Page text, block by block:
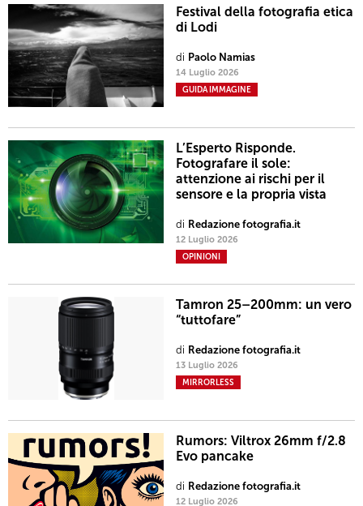
Festival della fotografia etica
di Lodi
di Paolo Namias
14 Luglio 2026
GUIDA IMMAGINE
L’Esperto Risponde.
Fotografare il sole:
attenzione ai rischi per il
sensore e la propria vista
di Redazione fotografia.it
12 Luglio 2026
OPINIONI
Tamron 25–200mm: un vero
“tuttofare”
di Redazione fotografia.it
13 Luglio 2026
MIRRORLESS
Rumors: Viltrox 26mm f/2.8
Evo pancake
di Redazione fotografia.it
12 Luglio 2026